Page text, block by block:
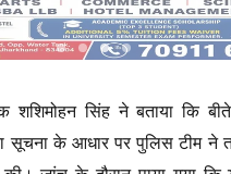
शशिमोहन सिंह ने बताया कि
सूचना के आधार पर पुलिस टीम ने